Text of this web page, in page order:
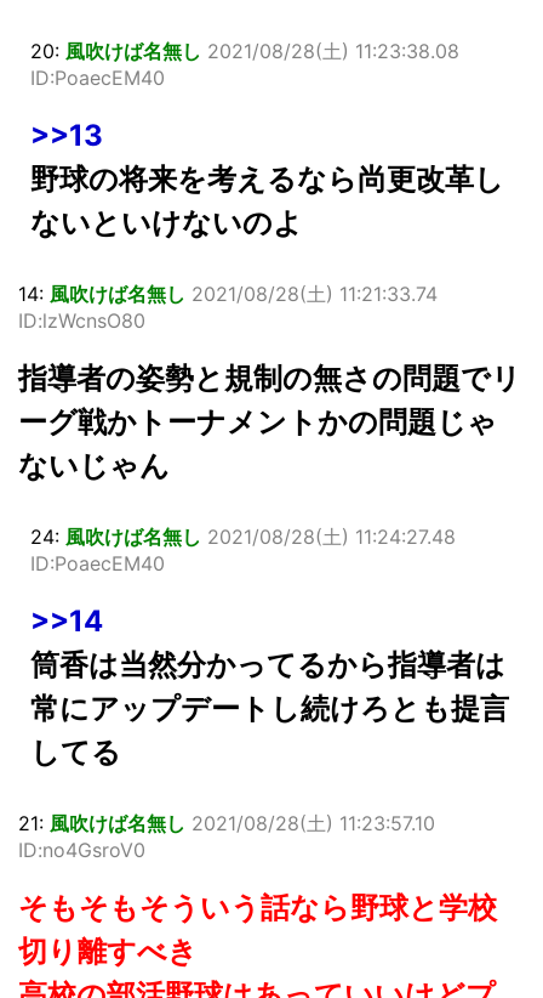
20: 風吹けば名無し 2021/08/28(土) 11:23:38.08
ID:PoaecEM40
>>13
野球の将来を考えるなら尚更改革し
ないといけないのよ
14: 風吹けば名無し 2021/08/28(土) 11:21:33.74
ID:lzWcnsO80
指導者の姿勢と規制の無さの問題でリ
ーグ戦かトーナメントかの問題じゃ
ないじゃん
24: 風吹けば名無し 2021/08/28(土) 11:24:27.48
ID:PoaecEM40
>>14
筒香は当然分かってるから指導者は
常にアップデートし続けろとも提言
してる
21: 風吹けば名無し 2021/08/28(土) 11:23:57.10
ID:no4GsroV0
そもそもそういう話なら野球と学校
切り離すべき